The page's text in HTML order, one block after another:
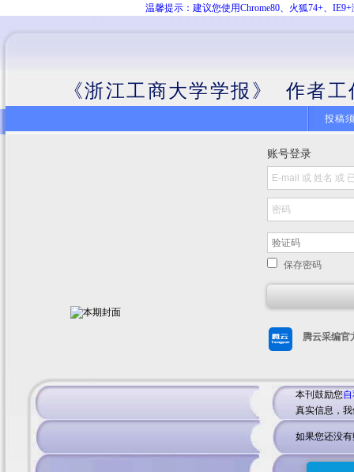
温馨提示：建议您使用Chrome80、火狐74+、
《浙江工商大学学报》 作者工
投稿
账号登录
保存密码
腾云采编官
本刊鼓励您
真实信息，
如果您还没